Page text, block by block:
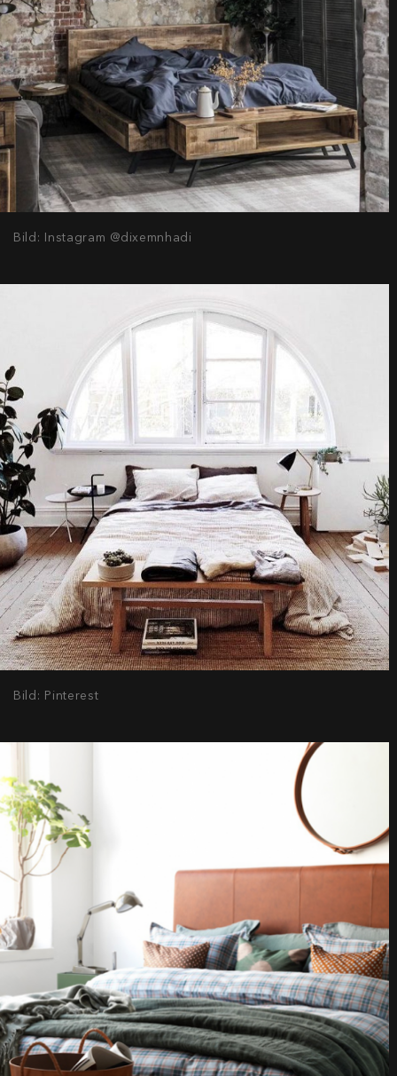
Bild: Instagram @dixemnhadi
Bild: Pinterest